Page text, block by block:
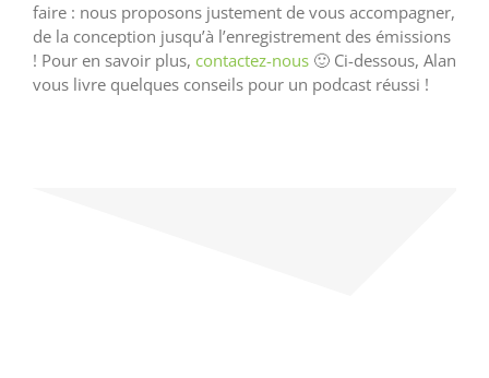
faire : nous proposons justement de vous accompagner,
de la conception jusqu’à l’enregistrement des émissions
! Pour en savoir plus, contactez-nous 🙂 Ci-dessous, Alan
vous livre quelques conseils pour un podcast réussi !